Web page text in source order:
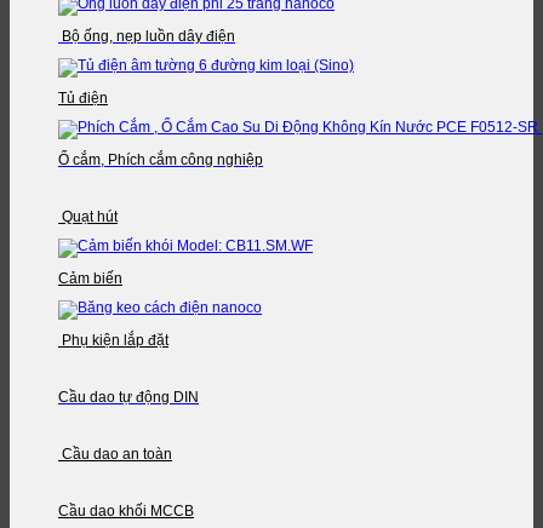
Bộ ống, nẹp luồn dây điện
Tủ điện
Ổ cắm, Phích cắm công nghiệp
Quạt hút
Cảm biến
Phụ kiện lắp đặt
Cầu dao tự động DIN
Cầu dao an toàn
Cầu dao khối MCCB